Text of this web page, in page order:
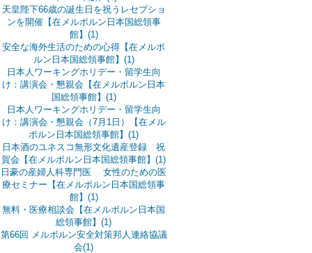
天皇陛下66歳の誕生日を祝うレセプショ
ンを開催【在メルボルン日本国総領事
館】(1)
安全な海外生活のための心得【在メルボ
ルン日本国総領事館】(1)
日本人ワーキングホリデー・留学生向
け：講演会・懇親会【在メルボルン日本
国総領事館】(1)
日本人ワーキングホリデー・留学生向
け：講演会・懇親会（7月1日）【在メル
ボルン日本国総領事館】(1)
日本酒のユネスコ無形文化遺産登録 祝
賀会【在メルボルン日本国総領事館】(1)
日豪の産婦人科専門医 女性のための医
療セミナー【在メルボルン日本国総領事
館】(1)
無料・医療相談会【在メルボルン日本国
総領事館】(1)
第66回 メルボルン安全対策邦人連絡協議
会(1)